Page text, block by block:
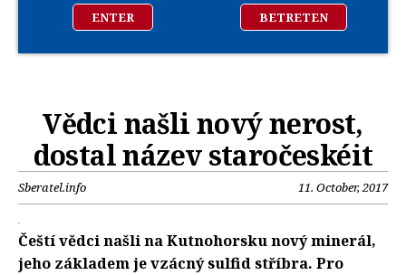
ENTER BETRETEN
Vědci našli nový nerost,
dostal název staročeskéit
Sberatel.info 11. October, 2017
Čeští vědci našli na Kutnohorsku nový minerál,
jeho základem je vzácný sulfid stříbra. Pro